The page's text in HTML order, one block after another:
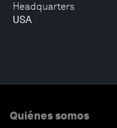
Headquarters
USA
Quiénes somos